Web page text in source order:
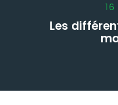
16
Les